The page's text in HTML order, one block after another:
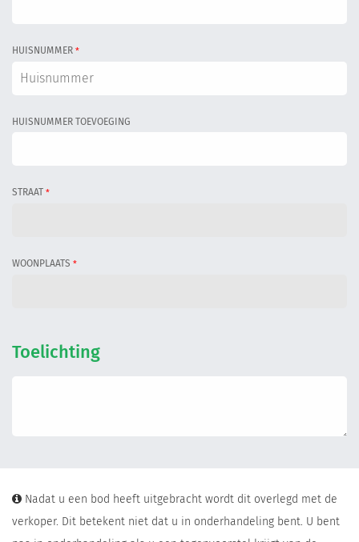
HUISNUMMER *
HUISNUMMER TOEVOEGING
STRAAT *
WOONPLAATS *
Toelichting
Nadat u een bod heeft uitgebracht wordt dit overlegd met de
verkoper. Dit betekent niet dat u in onderhandeling bent. U bent